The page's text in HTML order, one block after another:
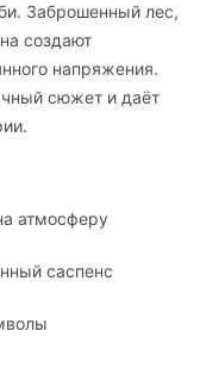
Заброшенный лес,
создают
напряжения.
сюжет и даёт
атмосферу
саспенс